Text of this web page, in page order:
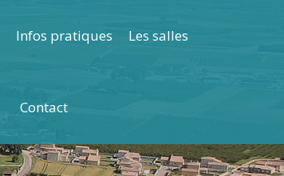
Infos pratiques Les salles
Contact